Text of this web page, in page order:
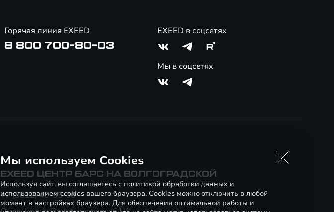
Горячая линия EXEED
8 800 700-80-03
EXEED в соцсетях
Мы в соцсетях
EXEED ЦЕНТР БАРС НА ВОЛГОГРАДСКОЙ
+7 (3812) 40-55-00
Мы используем Cookies
Используя сайт, вы соглашаетесь с политикой обработки данных и
использованием cookies вашего браузера. Cookies можно отключить в любой
момент в настройках браузера. Для обеспечения оптимальной работы и